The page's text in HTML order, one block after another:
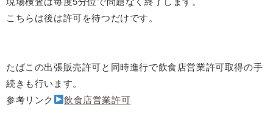
こちらは後は許可を待つだけです。
たばこの出張販売許可と同時進行で飲食店営業許可取得の手
続きも行います。
参考リンク
飲食店営業許可